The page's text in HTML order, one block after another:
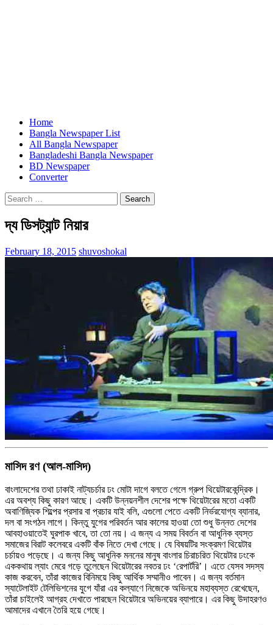
Home
Bangla Newspaper List
All Bangla Newspaper
Bangladeshi Bangla Newspaper
BD Newspaper
Converter
Search
for:
দ্য ডিসট্যান্ট নিয়ার
February 18, 2015 shuvoshokal
মাসিদ রণ (আল-মাসিদ)
বাংলাদেশের তথা ঢাকাই নাট্যচর্চার ঢং মোটা দাগে বলতে গেলে গ্রুপ থিয়েটারকেন্দ্রিক।
এর অবশ্য কিছু কারণ আছে। একটি উন্নয়নশীল দেশের পক্ষে থিয়েটারের মতো একটি
অবাণিজ্যিক শিল্পের প্রসার বা প্রচার যাই বলি, এগুলো পেতে একটি নির্ভরযোগ্য ব্যানার,
দল বা সংগঠন লাগে। কিন্তু যুগের পরিবর্তন আর কালের হাওয়া তো শুধু উন্নত দেশের
আবহাওয়াতেই ঘুরপাক খাবে, তা তো নয়। এ জন্য এ সময় বিবর্তন বা আধুনিক ব্যস্ত
সমাজের বিরাট কলেবরে একটি বাঁক নিতে দেখা গেছে। যে বিষয়টির সংক্রমণ থিয়েটার
চর্চায়ও পড়েছে। এ জন্য কিছু আধুনিক মননের মানুষ বাংলার চিরাচরিত থিয়েটার ঢংকে
এককথায় ল্যাং মেরে গড়ে তুলেছেন থিয়েটারের নবতর ঢং ‘রেপার্টরি’। এতে যেসব সদস্য
কাজ করবেন, তাঁরা কাজের বিনিময়ে কিছু আর্থিক সম্মানীও পাবেন। এ জন্য বর্তমান
স্যাটেলাইট টেলিভিশনের যুগে যাঁরা এর কল্যাণে নিজেকে অভিনয়ে মহাব্যস্ত রেখেছেন,
তাঁরা চাইলেই আগ্রহ দেখাতে পারছেন থিয়েটারে অভিনয়ের ব্যাপারে। এর কিছু উদাহরণও
আমাদের এখানে তৈরি হয়ে গেছে।